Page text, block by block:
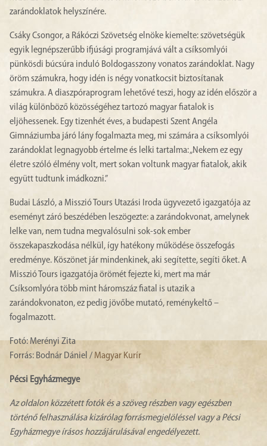
zarándoklatok helyszínére.
Csáky Csongor, a Rákóczi Szövetség elnöke kiemelte: szövetségük
egyik legnépszerűbb ifjúsági programjává vált a csíksomlyói
pünkösdi búcsúra induló Boldogasszony vonatos zarándoklat. Nagy
öröm számukra, hogy idén is négy vonatkocsit biztosítanak
számukra. A diaszpóraprogram lehetővé teszi, hogy az idén először a
világ különböző közösségéhez tartozó magyar fiatalok is
eljöhessenek. Egy tizenhét éves, a budapesti Szent Angéla
Gimnáziumba járó lány fogalmazta meg, mi számára a csíksomlyói
zarándoklat legnagyobb értelme és lelki tartalma: „Nekem ez egy
életre szóló élmény volt, mert sokan voltunk magyar fiatalok, akik
együtt tudtunk imádkozni.”
Budai László, a Misszió Tours Utazási Iroda ügyvezető igazgatója az
eseményt záró beszédében leszögezte: a zarándokvonat, amelynek
lelke van, nem tudna megvalósulni sok-sok ember
összekapaszkodása nélkül, így hatékony működése összefogás
eredménye. Köszönet jár mindenkinek, aki segítette, segíti őket. A
Misszió Tours igazgatója örömét fejezte ki, mert ma már
Csíksomlyóra több mint háromszáz fiatal is utazik a
zarándokvonaton, ez pedig jövőbe mutató, reménykeltő –
fogalmazott.
Fotó: Merényi Zita
Forrás: Bodnár Dániel / Magyar Kurír
Pécsi Egyházmegye
Az oldalon közzétett fotók és a szöveg részben vagy egészben
történő felhasználása kizárólag forrásmegjelöléssel vagy a Pécsi
Egyházmegye írásos hozzájárulásával engedélyezett.